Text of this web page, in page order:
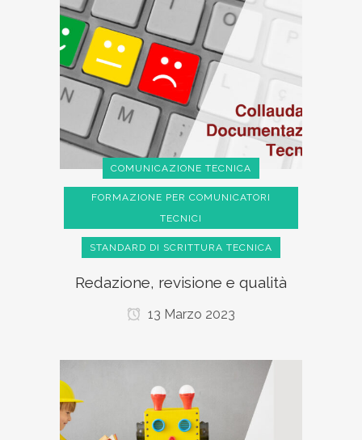
COMUNICAZIONE TECNICA
FORMAZIONE PER COMUNICATORI
TECNICI
STANDARD DI SCRITTURA TECNICA
Redazione, revisione e qualità
13 Marzo 2023